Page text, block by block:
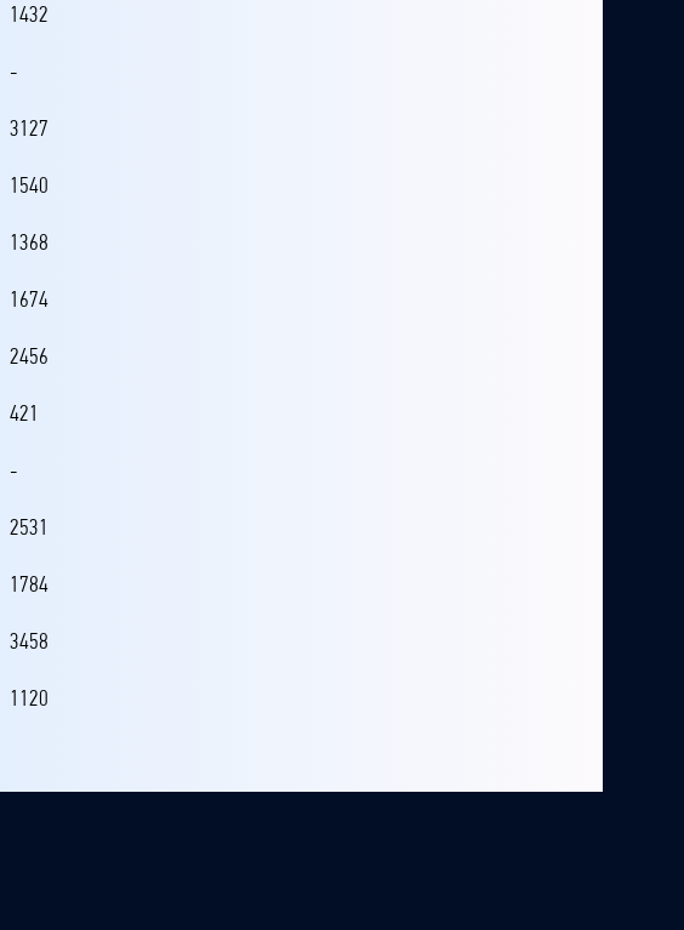
1432
-
3127
1540
1368
1674
2456
421
-
2531
1784
3458
1120